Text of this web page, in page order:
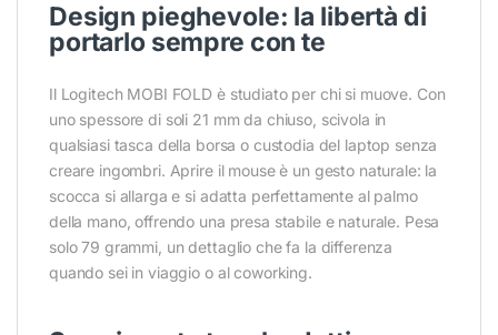
Design pieghevole: la libertà di
portarlo sempre con te
Il Logitech MOBI FOLD è studiato per chi si muove. Con
uno spessore di soli 21 mm da chiuso, scivola in
qualsiasi tasca della borsa o custodia del laptop senza
creare ingombri. Aprire il mouse è un gesto naturale: la
scocca si allarga e si adatta perfettamente al palmo
della mano, offrendo una presa stabile e naturale. Pesa
solo 79 grammi, un dettaglio che fa la differenza
quando sei in viaggio o al coworking.